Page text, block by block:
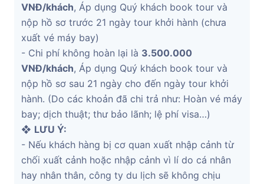
VNĐ/khách, Áp dụng Quý khách book tour và
nộp hồ sơ trước 21 ngày tour khởi hành (chưa
xuất vé máy bay)
- Chi phí không hoàn lại là 3.500.000
VNĐ/khách, Áp dụng Quý khách book tour và
nộp hồ sơ sau 21 ngày cho đến ngày tour khởi
hành. (Do các khoản đã chi trả như: Hoàn vé máy
bay; dịch thuật; thư bảo lãnh; lệ phí visa…)
❖ LƯU Ý:
- Nếu khách hàng bị cơ quan xuất nhập cảnh từ
chối xuất cảnh hoặc nhập cảnh vì lí do cá nhân
hay nhân thân, công ty du lịch sẽ không chịu